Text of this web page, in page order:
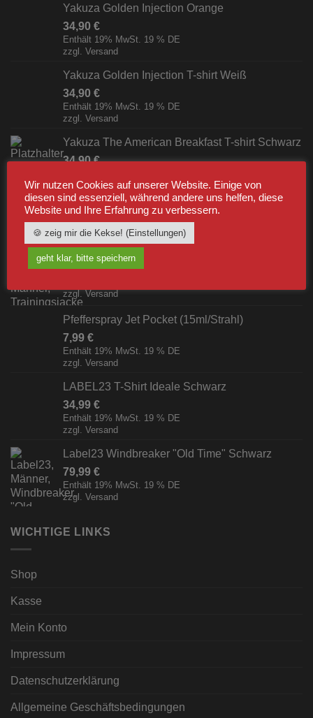
Yakuza Golden Injection Orange
34,90 €
Enthält 19% MwSt. 19 % DE
zzgl. Versand
Yakuza Golden Injection T-shirt Weiß
34,90 €
Enthält 19% MwSt. 19 % DE
zzgl. Versand
Yakuza The American Breakfast T-shirt Schwarz
34,90€
zzgl.Versand
BESTSELLER
Label23 Trainingsjacke "TS 23 White"
zzgl. Versand
Pfefferspray Jet Pocket (15ml/Strahl)
7,99 €
Enthält 19% MwSt. 19 % DE
zzgl. Versand
LABEL23 T-Shirt Ideale Schwarz
34,99 €
Enthält 19% MwSt. 19 % DE
zzgl. Versand
Label23 Windbreaker "Old Time" Schwarz
79,99 €
Enthält 19% MwSt. 19 % DE
zzgl. Versand
WICHTIGE LINKS
Shop
Kasse
Mein Konto
Impressum
Datenschutzerklärung
Allgemeine Geschäftsbedingungen
Wir nutzen Cookies auf unserer Website. Einige von
diesen sind essenziell, während andere uns helfen, diese
Website und Ihre Erfahrung zu verbessern.
🍪 zeig mir die Kekse! (Einstellungen)
geht klar, bitte speichern